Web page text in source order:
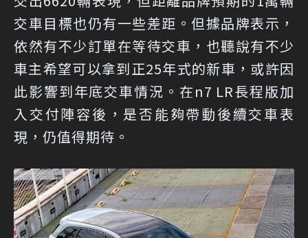
交車目標也仍有一些差距。但據品牌表示，
依然有不少訂單在等待交車，也聽說有不少
車主希望可以拿到正25年式的新車，或許因
此影響到年底交車情況。在n7 LR長程版加
入交付陣容後，是否能夠帶動後續交車表
現，仍值得期待。